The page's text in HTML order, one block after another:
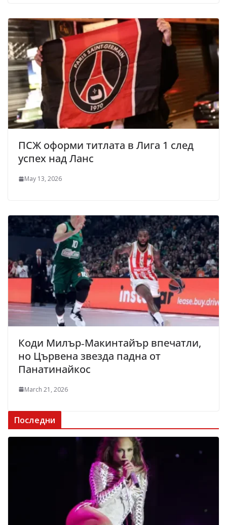
ПСЖ оформи титлата в Лига 1 след
успех над Ланс
May 13, 2026
Коди Милър‑Макинтайър впечатли,
но Цървена звезда падна от
Панатинайкос
March 21, 2026
Последни